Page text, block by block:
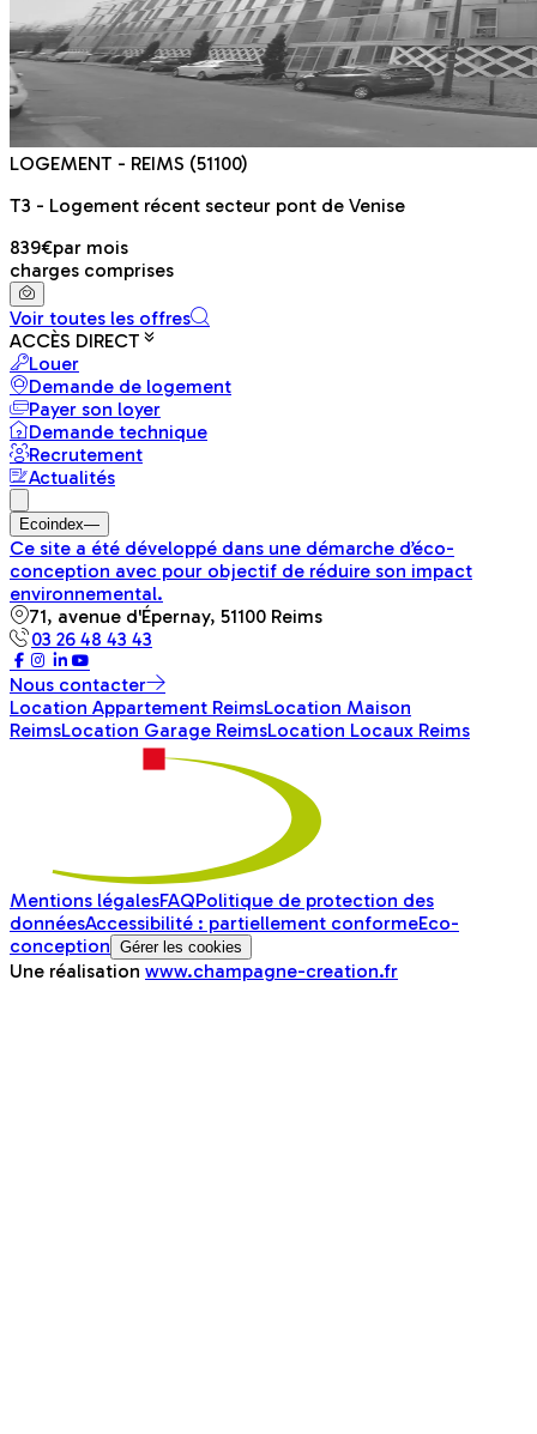
LOGEMENT - REIMS (51100)
T3 - Logement récent secteur pont de Venise
839€par mois
charges comprises
Voir toutes les offres
ACCÈS DIRECT
Louer
Demande de logement
Payer son loyer
Demande technique
Recrutement
Actualités
Ecoindex—
Ce site a été développé dans une démarche d’éco-
conception avec pour objectif de réduire son impact
environnemental.
71, avenue d'Épernay, 51100 Reims
03 26 48 43 43
Nous contacter
Location Appartement ReimsLocation Maison
ReimsLocation Garage ReimsLocation Locaux Reims
Mentions légalesFAQPolitique de protection des
donnéesAccessibilité : partiellement conformeEco-
conception Gérer les cookies
Une réalisation www.champagne-creation.fr